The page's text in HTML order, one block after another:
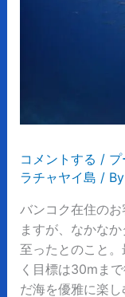
コメントする /
ラチャヤイ島 / By
バンコク在住の
ますが、なかな
至ったとのこと
く目標は30mま
だ海を優雅に楽